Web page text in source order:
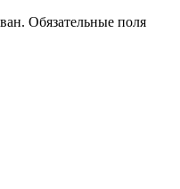
Обязательные поля